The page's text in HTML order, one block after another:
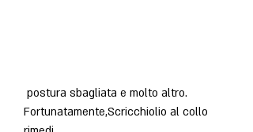
Fortunatamente,Scricchiolio al collo